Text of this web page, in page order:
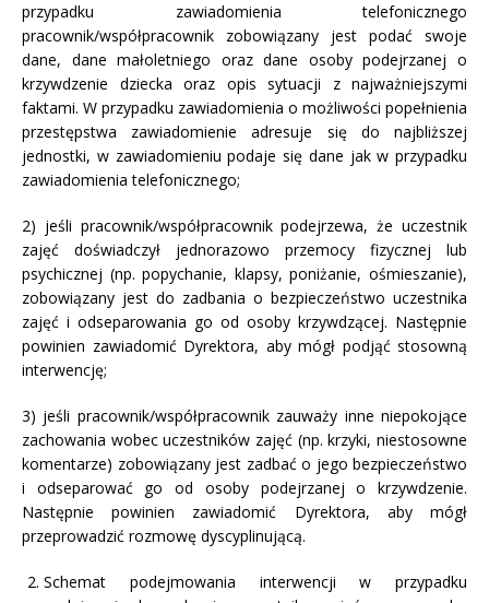
przypadku zawiadomienia telefonicznego
pracownik/współpracownik zobowiązany jest podać swoje
dane, dane małoletniego oraz dane osoby podejrzanej o
krzywdzenie dziecka oraz opis sytuacji z najważniejszymi
faktami. W przypadku zawiadomienia o możliwości popełnienia
przestępstwa zawiadomienie adresuje się do najbliższej
jednostki, w zawiadomieniu podaje się dane jak w przypadku
zawiadomienia telefonicznego;
2) jeśli pracownik/współpracownik podejrzewa, że uczestnik
zajęć doświadczył jednorazowo przemocy fizycznej lub
psychicznej (np. popychanie, klapsy, poniżanie, ośmieszanie),
zobowiązany jest do zadbania o bezpieczeństwo uczestnika
zajęć i odseparowania go od osoby krzywdzącej. Następnie
powinien zawiadomić Dyrektora, aby mógł podjąć stosowną
interwencję;
3) jeśli pracownik/współpracownik zauważy inne niepokojące
zachowania wobec uczestników zajęć (np. krzyki, niestosowne
komentarze) zobowiązany jest zadbać o jego bezpieczeństwo
i odseparować go od osoby podejrzanej o krzywdzenie.
Następnie powinien zawiadomić Dyrektora, aby mógł
przeprowadzić rozmowę dyscyplinującą.
Schemat podejmowania interwencji w przypadku